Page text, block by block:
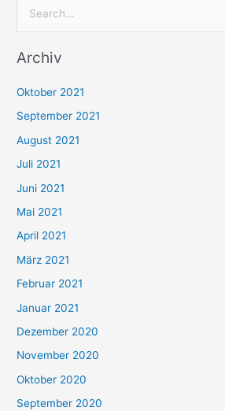
c
n
n
a
c
h
:
Archiv
Oktober 2021
September 2021
August 2021
Juli 2021
Juni 2021
Mai 2021
April 2021
März 2021
Februar 2021
Januar 2021
Dezember 2020
November 2020
Oktober 2020
September 2020